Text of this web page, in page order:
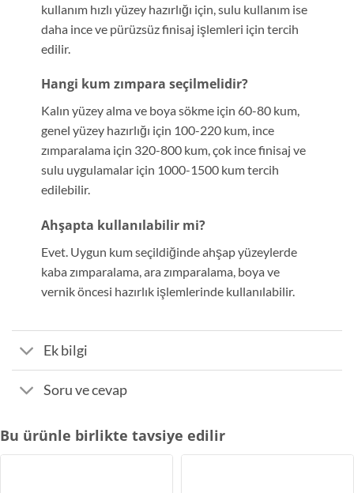
kullanım hızlı yüzey hazırlığı için, sulu kullanım ise
daha ince ve pürüzsüz finisaj işlemleri için tercih
edilir.
Hangi kum zımpara seçilmelidir?
Kalın yüzey alma ve boya sökme için 60-80 kum,
genel yüzey hazırlığı için 100-220 kum, ince
zımparalama için 320-800 kum, çok ince finisaj ve
sulu uygulamalar için 1000-1500 kum tercih
edilebilir.
Ahşapta kullanılabilir mi?
Evet. Uygun kum seçildiğinde ahşap yüzeylerde
kaba zımparalama, ara zımparalama, boya ve
vernik öncesi hazırlık işlemlerinde kullanılabilir.
Ek bilgi
Soru ve cevap
Bu ürünle birlikte tavsiye edilir